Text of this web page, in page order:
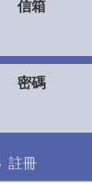
信箱
密碼
註冊